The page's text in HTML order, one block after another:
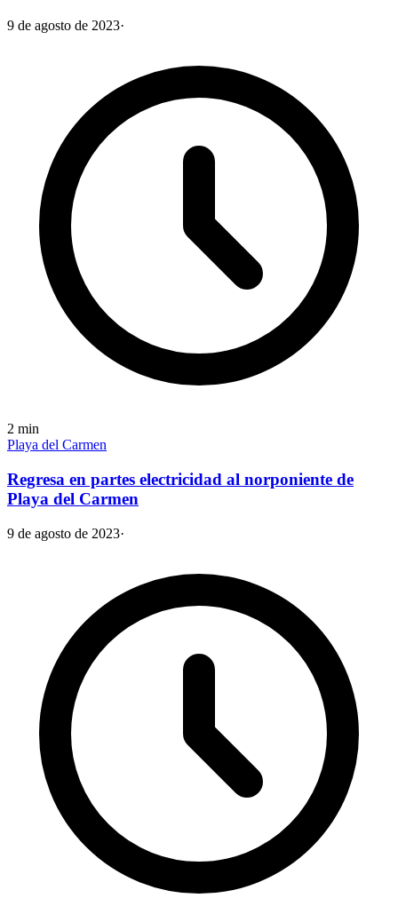
9 de agosto de 2023·
2 min
Playa del Carmen
Regresa en partes electricidad al norponiente de
Playa del Carmen
9 de agosto de 2023·